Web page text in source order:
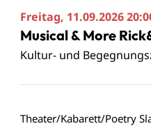
Freitag, 11.09.2026
Musical & More
Kultur- und
Theater/Kabarett/Poetry